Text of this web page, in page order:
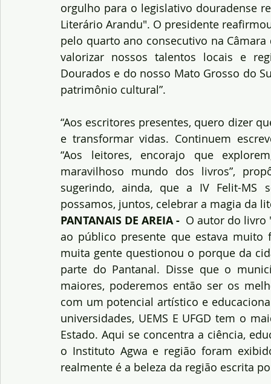
orgulho para o legislativo douradense
Literário Arandu". O presidente
pelo quarto ano consecutivo na
valorizar nossos talentos locais e
Dourados e do nosso Mato Grosso do
patrimônio cultural”.
“Aos escritores presentes, quero dizer
e transformar vidas. Continuem
“Aos leitores, encorajo que
maravilhoso mundo dos livros”,
sugerindo, ainda, que a IV Felit-MS
possamos, juntos, celebrar a magia da
PANTANAIS DE AREIA -
O autor do
ao público presente que estava
muita gente questionou o porque da
parte do Pantanal. Disse que o
maiores, poderemos então ser os
com um potencial artístico e
universidades, UEMS E UFGD tem o
Estado. Aqui se concentra a ciência,
o Instituto Agwa e região foram
realmente é a beleza da região escrita